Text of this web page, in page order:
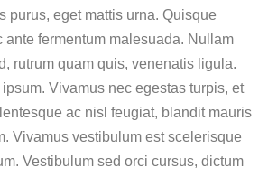
purus, eget mattis urna. Quisque
ante fermentum malesuada. Nullam
rutrum quam quis, venenatis ligula.
ipsum. Vivamus nec egestas turpis, et
ac nisl feugiat, blandit mauris
Vivamus vestibulum est scelerisque
Vestibulum sed orci cursus, dictum